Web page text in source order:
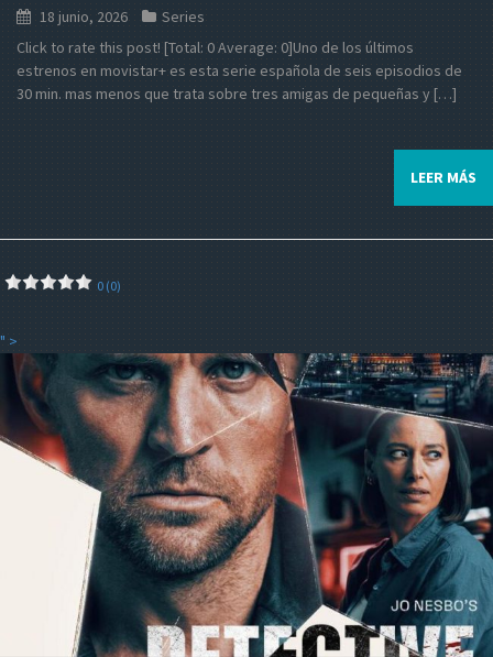
18 junio, 2026
Series
Click to rate this post! [Total: 0 Average: 0]Uno de los últimos
estrenos en movistar+ es esta serie española de seis episodios de
30 min. mas menos que trata sobre tres amigas de pequeñas y […]
LEER MÁS
0 (0)
" >